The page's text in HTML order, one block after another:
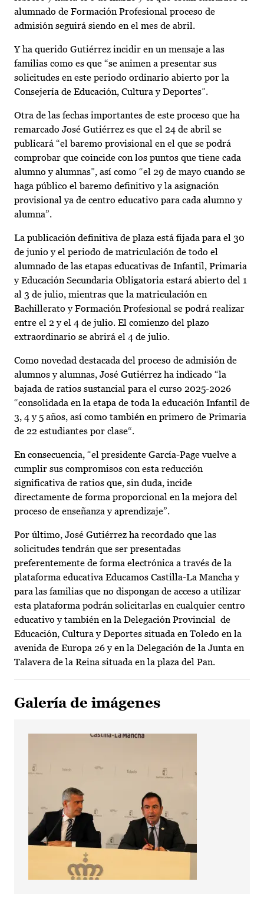
alumnado de Formación Profesional proceso de
admisión seguirá siendo en el mes de abril.
Y ha querido Gutiérrez incidir en un mensaje a las
familias como es que “se animen a presentar sus
solicitudes en este periodo ordinario abierto por la
Consejería de Educación, Cultura y Deportes”.
Otra de las fechas importantes de este proceso que ha
remarcado José Gutiérrez es que el 24 de abril se
publicará “el baremo provisional en el que se podrá
comprobar que coincide con los puntos que tiene cada
alumno y alumnas”, así como “el 29 de mayo cuando se
haga público el baremo definitivo y la asignación
provisional ya de centro educativo para cada alumno y
alumna”.
La publicación definitiva de plaza está fijada para el 30
de junio y el periodo de matriculación de todo el
alumnado de las etapas educativas de Infantil, Primaria
y Educación Secundaria Obligatoria estará abierto del 1
al 3 de julio, mientras que la matriculación en
Bachillerato y Formación Profesional se podrá realizar
entre el 2 y el 4 de julio. El comienzo del plazo
extraordinario se abrirá el 4 de julio.
Como novedad destacada del proceso de admisión de
alumnos y alumnas, José Gutiérrez ha indicado “la
bajada de ratios sustancial para el curso 2025-2026
“consolidada en la etapa de toda la educación Infantil de
3, 4 y 5 años, así como también en primero de Primaria
de 22 estudiantes por clase“.
En consecuencia, “el presidente García-Page vuelve a
cumplir sus compromisos con esta reducción
significativa de ratios que, sin duda, incide
directamente de forma proporcional en la mejora del
proceso de enseñanza y aprendizaje”.
Por último, José Gutiérrez ha recordado que las
solicitudes tendrán que ser presentadas
preferentemente de forma electrónica a través de la
plataforma educativa Educamos Castilla-La Mancha y
para las familias que no dispongan de acceso a utilizar
esta plataforma podrán solicitarlas en cualquier centro
educativo y también en la Delegación Provincial de
Educación, Cultura y Deportes situada en Toledo en la
avenida de Europa 26 y en la Delegación de la Junta en
Talavera de la Reina situada en la plaza del Pan.
Galería de imágenes